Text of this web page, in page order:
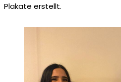
Plakate erstellt.